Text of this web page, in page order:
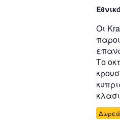
Οι
Το